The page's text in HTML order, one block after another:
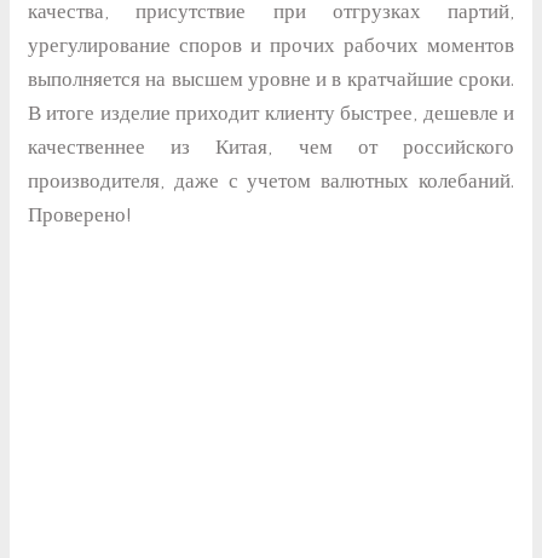
качества, присутствие при отгрузках партий,
урегулирование споров и прочих рабочих моментов
выполняется на высшем уровне и в кратчайшие сроки.
В итоге изделие приходит клиенту быстрее, дешевле и
качественнее из Китая, чем от российского
производителя, даже с учетом валютных колебаний.
Проверено!